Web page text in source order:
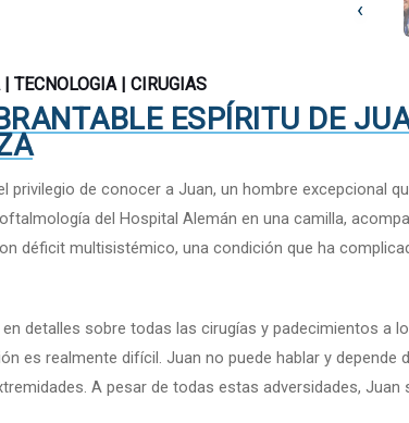
‹
TECNOLOGIA | CIRUGIAS
ESPÍRITU DE
privilegio de conocer a Juan, un hombre excepcional
del Hospital Alemán en una camilla,
déficit multisistémico, una condición que ha
detalles sobre todas las cirugías y padecimientos a
es realmente difícil. Juan no puede hablar y
A pesar de todas estas adversidades,